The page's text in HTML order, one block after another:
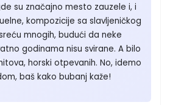
su značajno mesto zauzele i, i
kompozicije sa slavljeničkog
mnogih, budući da neke
godinama nisu svirane. A bilo
horski otpevanih. No, idemo
baš kako bubanj kaže!